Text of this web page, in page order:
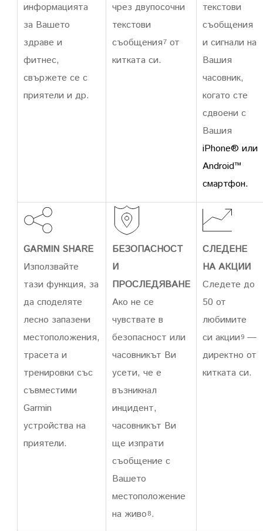
информацията
за Вашето
здраве и
фитнес,
свържете се с
приятели и др.
чрез двупосочни
текстови
съобщения7 от
китката си.
текстови
съобщения
и сигнали на
Вашия
часовник,
когато сте
сдвоени с
Вашия
iPhone® или
Android™
смартфон.
GARMIN SHARE
Използвайте
тази функция, за
да споделяте
лесно запазени
местоположения,
трасета и
тренировки със
съвместими
Garmin
устройства на
приятели.
БЕЗОПАСНОСТ
И
ПРОСЛЕДЯВАНЕ
Ако не се
чувствате в
безопасност или
часовникът Ви
усети, че е
възникнал
инцидент,
часовникът Ви
ще изпрати
съобщение с
Вашето
местоположение
на живо8.
СЛЕДЕНЕ
НА АКЦИИ
Следете до
50 от
любимите
си акции9 —
директно от
китката си.